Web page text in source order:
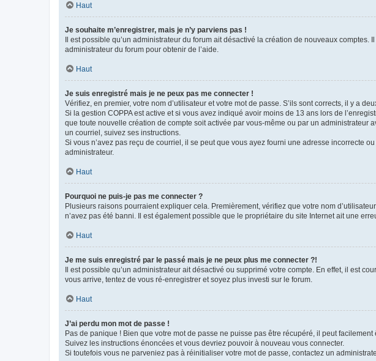
Haut
Je souhaite m’enregistrer, mais je n’y parviens pas !
Il est possible qu’un administrateur du forum ait désactivé la création de nouveaux
administrateur du forum pour obtenir de l’aide.
Haut
Je suis enregistré mais je ne peux pas me connecter !
Vérifiez, en premier, votre nom d’utilisateur et votre mot de passe. S’ils sont corrects, il y a
Si la gestion COPPA est active et si vous avez indiqué avoir moins de 13 ans lors de
que toute nouvelle création de compte soit activée par vous-même ou par un administrateur
un courriel, suivez ses instructions.
Si vous n’avez pas reçu de courriel, il se peut que vous ayez fourni une adresse incorrecte
administrateur.
Haut
Pourquoi ne puis-je pas me connecter ?
Plusieurs raisons pourraient expliquer cela. Premièrement, vérifiez que votre nom
n’avez pas été banni. Il est également possible que le propriétaire du site Internet ait une
Haut
Je me suis enregistré par le passé mais je ne peux plus me connecter ?!
Il est possible qu’un administrateur ait désactivé ou supprimé votre compte. En effet, il est
vous arrive, tentez de vous ré-enregistrer et soyez plus investi sur le forum.
Haut
J’ai perdu mon mot de passe !
Pas de panique ! Bien que votre mot de passe ne puisse pas être récupéré, il peut
Suivez les instructions énoncées et vous devriez pouvoir à nouveau vous connecter.
Si toutefois vous ne parveniez pas à réinitialiser votre mot de passe, contactez un